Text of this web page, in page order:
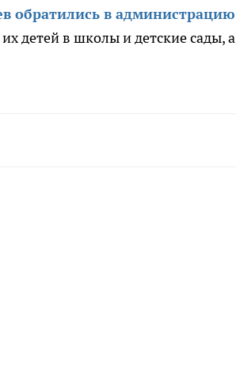
обратились в администрацию
детей в школы и детские сады, а